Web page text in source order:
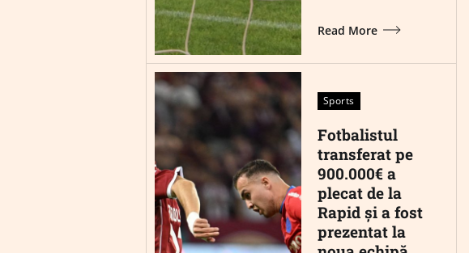
Read More
Sports
Fotbalistul
transferat pe
900.000€ a
plecat de la
Rapid și a fost
prezentat la